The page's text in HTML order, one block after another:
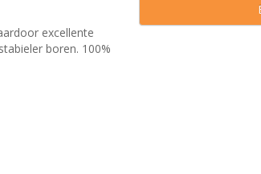
excellente
boren. 100%